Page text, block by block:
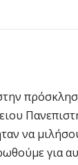
να
για